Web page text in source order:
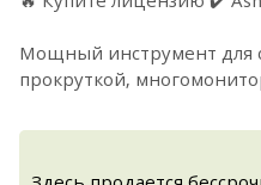
Мощный инструмент для
прокруткой,